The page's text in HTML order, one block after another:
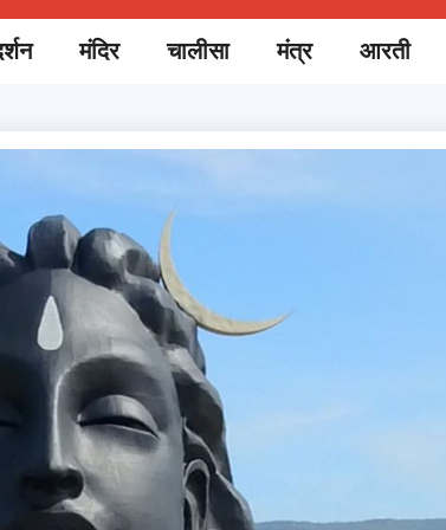
मंदिर चालीसा मंत्र आरती